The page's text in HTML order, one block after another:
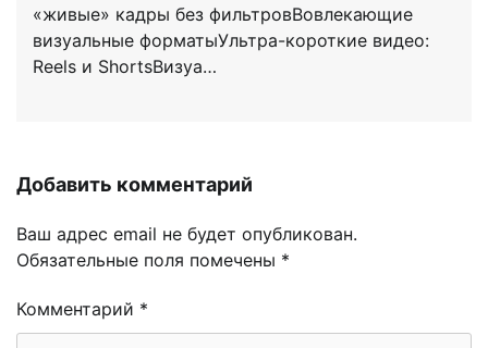
«живые» кадры без фильтровВовлекающие
визуальные форматыУльтра-короткие видео:
Reels и ShortsВизуа…
Добавить комментарий
Ваш адрес email не будет опубликован.
Обязательные поля помечены *
Комментарий *